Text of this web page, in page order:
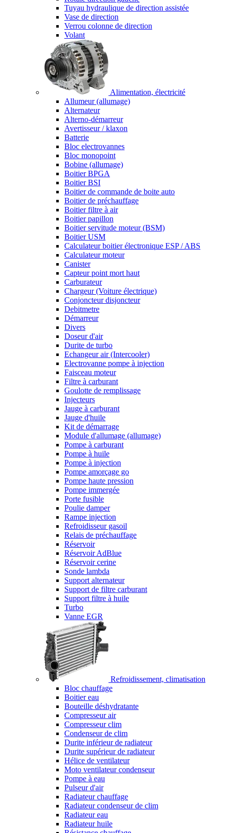
Tuyau hydraulique de direction assistée
Vase de direction
Verrou colonne de direction
Volant
Alimentation, électricité
Allumeur (allumage)
Alternateur
Alterno-démarreur
Avertisseur / klaxon
Batterie
Bloc electrovannes
Bloc monopoint
Bobine (allumage)
Boitier BPGA
Boitier BSI
Boitier de commande de boite auto
Boitier de préchauffage
Boitier filtre à air
Boitier papillon
Boitier servitude moteur (BSM)
Boitier USM
Calculateur boitier électronique ESP / ABS
Calculateur moteur
Canister
Capteur point mort haut
Carburateur
Chargeur (Voiture électrique)
Conjoncteur disjoncteur
Debitmetre
Démarreur
Divers
Doseur d'air
Durite de turbo
Echangeur air (Intercooler)
Electrovanne pompe à injection
Faisceau moteur
Filtre à carburant
Goulotte de remplissage
Injecteurs
Jauge à carburant
Jauge d'huile
Kit de démarrage
Module d'allumage (allumage)
Pompe à carburant
Pompe à huile
Pompe à injection
Pompe amorçage go
Pompe haute pression
Pompe immergée
Porte fusible
Poulie damper
Rampe injection
Refroidisseur gasoil
Relais de préchauffage
Réservoir
Réservoir AdBlue
Réservoir cerine
Sonde lambda
Support alternateur
Support de filtre carburant
Support filtre à huile
Turbo
Vanne EGR
Refroidissement, climatisation
Bloc chauffage
Boitier eau
Bouteille déshydratante
Compresseur air
Compresseur clim
Condenseur de clim
Durite inférieur de radiateur
Durite supérieur de radiateur
Hélice de ventilateur
Moto ventilateur condenseur
Pompe à eau
Pulseur d'air
Radiateur chauffage
Radiateur condenseur de clim
Radiateur eau
Radiateur huile